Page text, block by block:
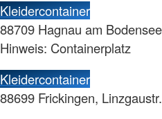
Kleidercontainer
88709 Hagnau am
Hinweis: Containerplatz
Kleidercontainer
88699 Frickingen,